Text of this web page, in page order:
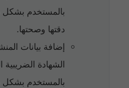
بالمستخدم
دقتها وصحتها.
إضافة بيانات
الشهادة الضريبية
بالمستخدم